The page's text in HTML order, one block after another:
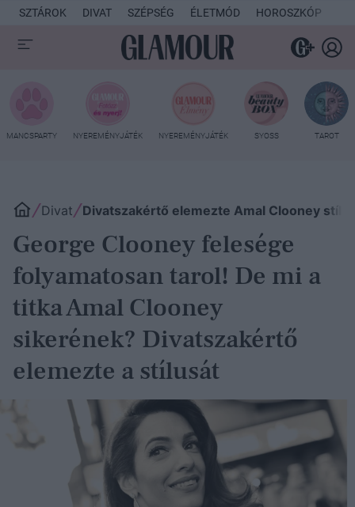
SZTÁROK DIVAT SZÉPSÉG ÉLETMÓD HOROSZKÓP
MANCSPARTY NYEREMÉNYJÁTÉK NYEREMÉNYJÁTÉK SYOSS TAROT
Divat Divatszakértő elemezte Amal Clooney
George Clooney felesége
folyamatosan tarol! De mi a
titka Amal Clooney
sikerének? Divatszakértő
elemezte a stílusát